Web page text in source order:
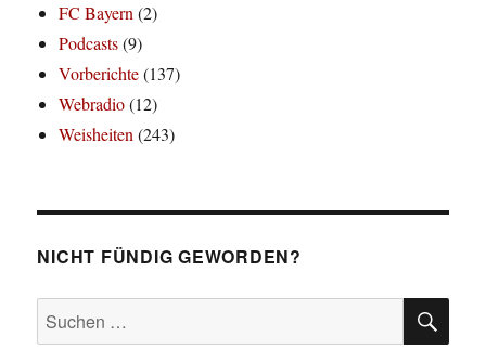
FC Bayern(2)
Podcasts(9)
Vorberichte(137)
Webradio(12)
Weisheiten(243)
NICHT FÜNDIG GEWORDEN?
Suchen
nach: